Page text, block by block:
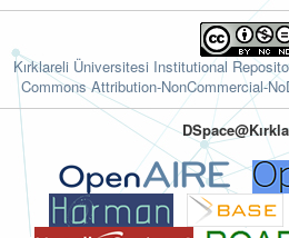
Kırklareli Üniversitesi Institutional
Commons Attribution-NonCommercial-